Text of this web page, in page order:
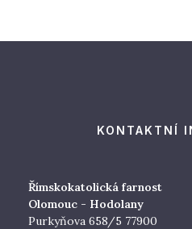
KONTAKTNÍ
Římskokatolická farnost
Olomouc - Hodolany
Purkyňova 658/5 77900